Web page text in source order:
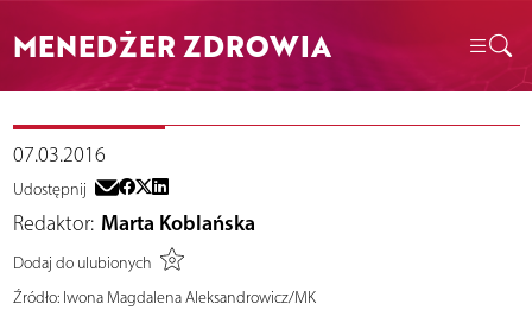
MENEDŻER ZDROWIA
07.03.2016
Udostępnij
Redaktor: Marta Koblańska
Dodaj do ulubionych
Źródło:Iwona Magdalena Aleksandrowicz/MK